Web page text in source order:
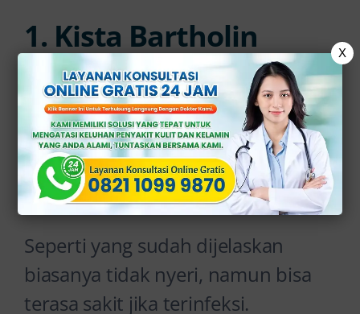
1. Kista Bartholin
Kista ini terjadi ketika kelenjar
Bartholin tersumbat, sehingga
cairan menumpuk dan
membentuk benjolan di sekitar
lubang vagina.
Seperti yang sudah dijelaskan
biasanya tidak nyeri, namun bisa
terasa sakit jika terinfeksi.
X